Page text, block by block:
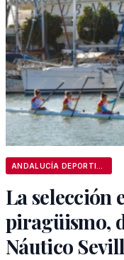
La selección
piragüismo,
Náutico